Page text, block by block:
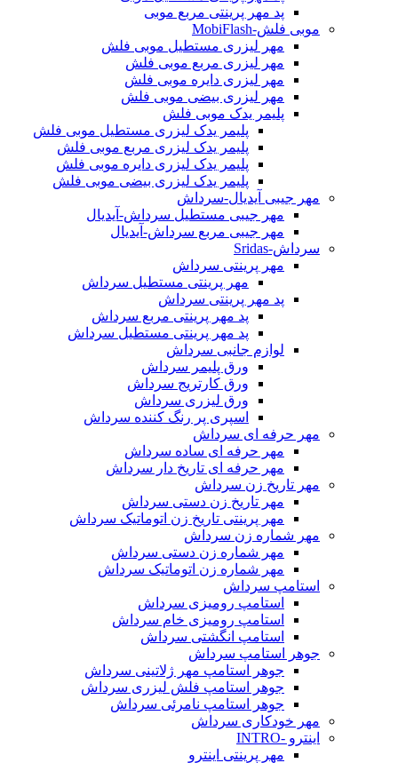
پد مهر پرینتی مربع موبی
موبی فلش-MobiFlash
مهر لیزری مستطیل موبی فلش
مهر لیزری مربع موبی فلش
مهر لیزری دایره موبی فلش
مهر لیزری بیضی موبی فلش
پلیمر یدک موبی فلش
پلیمر یدک لیزری مستطیل موبی فلش
پلیمر یدک لیزری مربع موبی فلش
پلیمر یدک لیزری دایره موبی فلش
پلیمر یدک لیزری بیضی موبی فلش
مهر جیبی آیدیال-سرداش
مهر جیبی مستطیل سرداش-آیدیال
مهر جیبی مربع سرداش-آیدیال
سرداش-Sridas
مهر پرینتی سرداش
مهر پرینتی مستطیل سرداش
پد مهر پرینتی سرداش
پد مهر پرینتی مربع سرداش
پد مهر پرینتی مستطیل سرداش
لوازم جانبی سرداش
ورق پلیمر سرداش
ورق کارتریج سرداش
ورق لیزری سرداش
اسپری پر رنگ کننده سرداش
مهر حرفه ای سرداش
مهر حرفه ای ساده سرداش
مهر حرفه ای تاریخ دار سرداش
مهر تاریخ زن سرداش
مهر تاریخ زن دستی سرداش
مهر پرینتی تاریخ زن اتوماتیک سرداش
مهر شماره زن سرداش
مهر شماره زن دستی سرداش
مهر شماره زن اتوماتیک سرداش
استامپ سرداش
استامپ رومیزی سرداش
استامپ رومیزی خام سرداش
استامپ انگشتی سرداش
جوهر استامپ سرداش
جوهر استامپ مهر ژلاتینی سرداش
جوهر استامپ فلش لیزری سرداش
جوهر استامپ نامرئی سرداش
مهر خودکاری سرداش
اینترو -INTRO
مهر پرینتی اینترو